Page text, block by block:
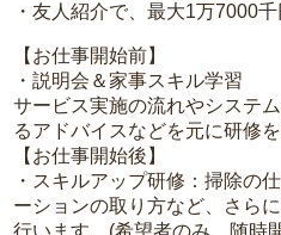
・友人紹介で、最大1万7000
【お仕事開始前】
・説明会＆家事スキル学習
サービス実施の流れやシステ
るアドバイスなどを元に研修を
【お仕事開始後】
・スキルアップ研修：掃除の
ーションの取り方など、さら